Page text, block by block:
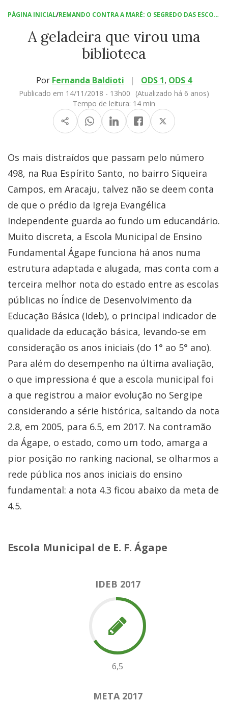
PÁGINA INICIAL/ REMANDO CONTRA A MARÉ: O SEGREDO DAS ESCOLAS CAMPEÃS EM SUPERAÇÃO
A geladeira que virou uma
biblioteca
Por Fernanda Baldioti | ODS 1, ODS 4
Publicado em 14/11/2018 - 13h00
(Atualizado há 6 anos)
Tempo de leitura: 14 min
Os mais distraídos que passam pelo número
498, na Rua Espírito Santo, no bairro Siqueira
Campos, em Aracaju, talvez não se deem conta
de que o prédio da Igreja Evangélica
Independente guarda ao fundo um educandário.
Muito discreta, a Escola Municipal de Ensino
Fundamental Ágape funciona há anos numa
estrutura adaptada e alugada, mas conta com a
terceira melhor nota do estado entre as escolas
públicas no Índice de Desenvolvimento da
Educação Básica (Ideb), o principal indicador de
qualidade da educação básica, levando-se em
consideração os anos iniciais (do 1° ao 5° ano).
Para além do desempenho na última avaliação,
o que impressiona é que a escola municipal foi
a que registrou a maior evolução no Sergipe
considerando a série histórica, saltando da nota
2.8, em 2005, para 6.5, em 2017. Na contramão
da Ágape, o estado, como um todo, amarga a
pior posição no ranking nacional, se olharmos a
rede pública nos anos iniciais do ensino
fundamental: a nota 4.3 ficou abaixo da meta de
4.5.
Escola Municipal de E. F. Ágape
IDEB 2017
6,5
META 2017